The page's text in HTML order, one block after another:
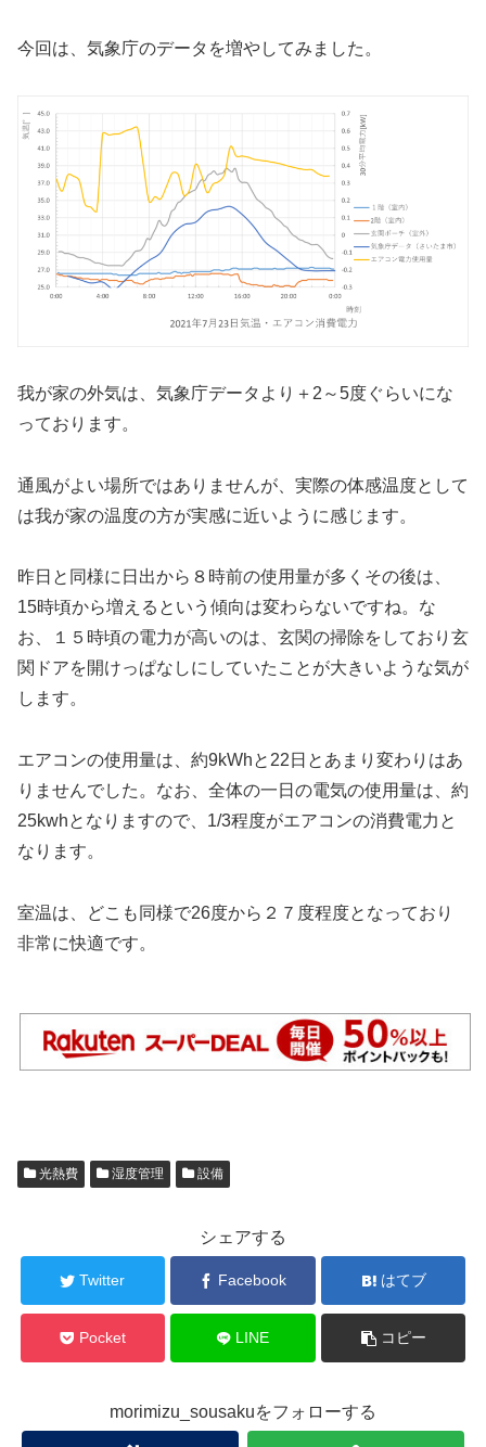
今回は、気象庁のデータを増やしてみました。
我が家の外気は、気象庁データより＋2～5度ぐらいにな
っております。
通風がよい場所ではありませんが、実際の体感温度として
は我が家の温度の方が実感に近いように感じます。
昨日と同様に日出から８時前の使用量が多くその後は、
15時頃から増えるという傾向は変わらないですね。な
お、１５時頃の電力が高いのは、玄関の掃除をしており玄
関ドアを開けっぱなしにしていたことが大きいような気が
します。
エアコンの使用量は、約9kWhと22日とあまり変わりはあ
りませんでした。なお、全体の一日の電気の使用量は、約
25kwhとなりますので、1/3程度がエアコンの消費電力と
なります。
室温は、どこも同様で26度から２７度程度となっており
非常に快適です。
光熱費 湿度管理 設備
シェアする
Twitter Facebook はてブ
Pocket LINE コピー
morimizu_sousakuをフォローする